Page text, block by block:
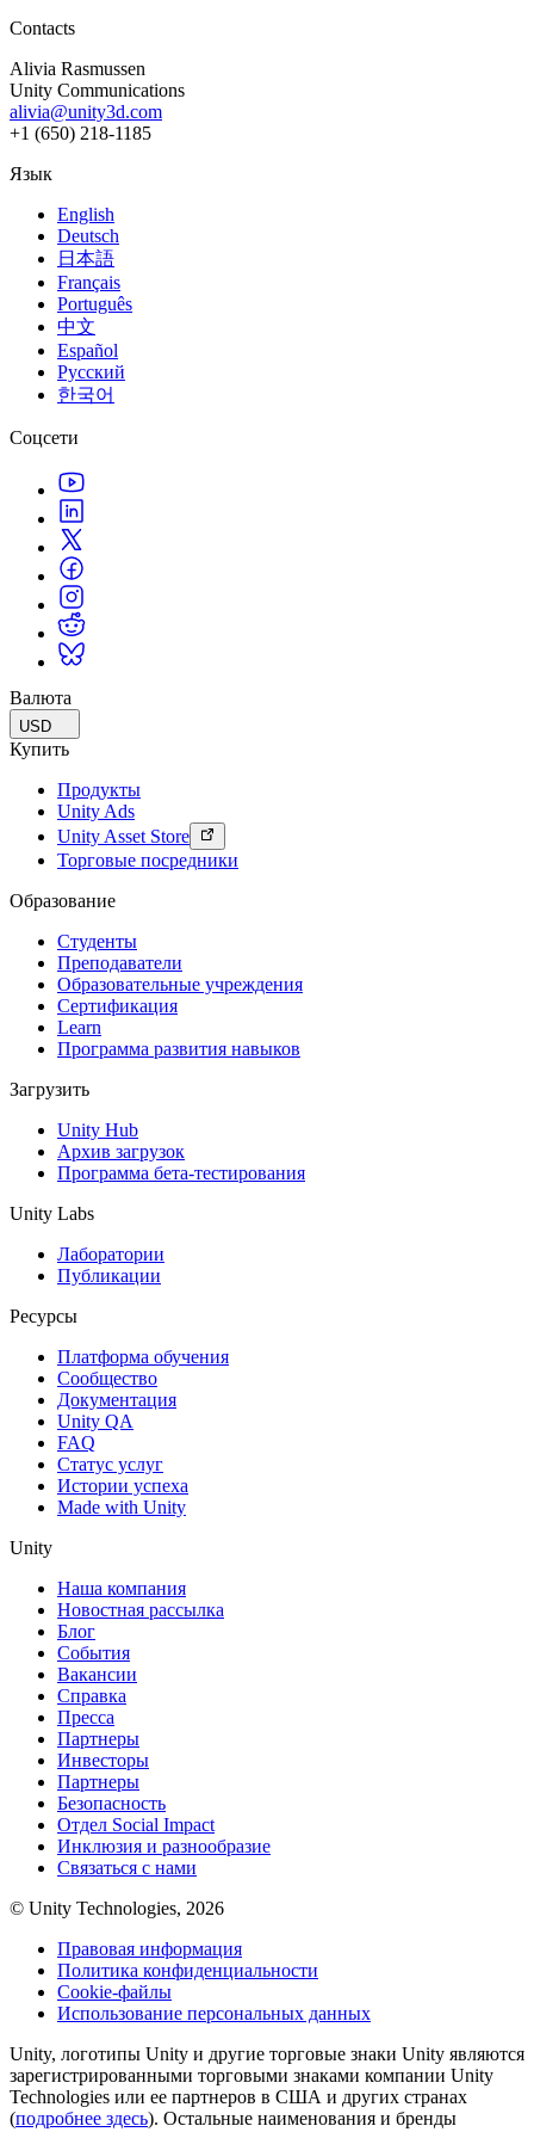
Contacts
Alivia Rasmussen
Unity Communications
alivia@unity3d.com
+1 (650) 218-1185
Язык
English
Deutsch
日本語
Français
Português
中文
Español
Русский
한국어
Соцсети
Валюта
USD
Купить
Продукты
Unity Ads
Unity Asset Store
Торговые посредники
Образование
Студенты
Преподаватели
Образовательные учреждения
Сертификация
Learn
Программа развития навыков
Загрузить
Unity Hub
Архив загрузок
Программа бета-тестирования
Unity Labs
Лаборатории
Публикации
Ресурсы
Платформа обучения
Сообщество
Документация
Unity QA
FAQ
Статус услуг
Истории успеха
Made with Unity
Unity
Наша компания
Новостная рассылка
Блог
События
Вакансии
Справка
Пресса
Партнеры
Инвесторы
Партнеры
Безопасность
Отдел Social Impact
Инклюзия и разнообразие
Связаться с нами
© Unity Technologies, 2026
Правовая информация
Политика конфиденциальности
Cookie-файлы
Использование персональных данных
Unity, логотипы Unity и другие торговые знаки Unity являются
зарегистрированными торговыми знаками компании Unity
Technologies или ее партнеров в США и других странах
(подробнее здесь). Остальные наименования и бренды